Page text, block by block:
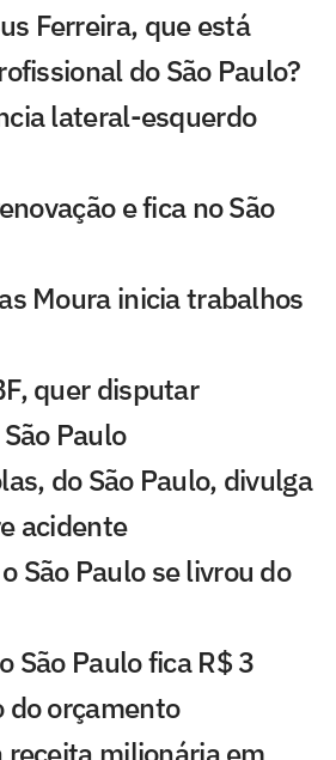
Ferreira, que está
do São Paulo?
lateral-esquerdo
e fica no São
Moura inicia trabalhos
quer disputar
Paulo
do São Paulo, divulga
acidente
São Paulo se livrou do
São Paulo fica R$ 3
do orçamento